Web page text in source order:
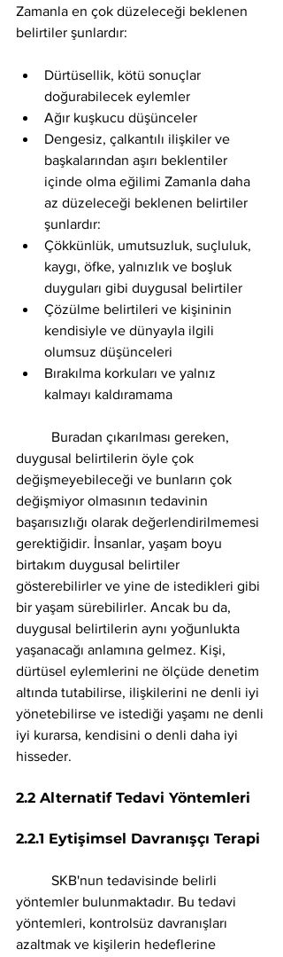
Zamanla en çok düzeleceği beklenen
belirtiler şunlardır:
Dürtüsellik, kötü sonuçlar
doğurabilecek eylemler
Ağır kuşkucu düşünceler
Dengesiz, çalkantılı ilişkiler ve
başkalarından aşırı beklentiler
içinde olma eğilimi Zamanla daha
az düzeleceği beklenen belirtiler
şunlardır:
Çökkünlük, umutsuzluk, suçluluk,
kaygı, öfke, yalnızlık ve boşluk
duyguları gibi duygusal belirtiler
Çözülme belirtileri ve kişininin
kendisiyle ve dünyayla ilgili
olumsuz düşünceleri
Bırakılma korkuları ve yalnız
kalmayı kaldıramama
duygusal belirtilerin öyle çok
değişmeyebileceği ve bunların çok
değişmiyor olmasının tedavinin
başarısızlığı olarak değerlendirilmemesi
gerektiğidir. İnsanlar, yaşam boyu
birtakım duygusal belirtiler
gösterebilirler ve yine de istedikleri gibi
bir yaşam sürebilirler. Ancak bu da,
duygusal belirtilerin aynı yoğunlukta
yaşanacağı anlamına gelmez. Kişi,
dürtüsel eylemlerini ne ölçüde denetim
altında tutabilirse, ilişkilerini ne denli iyi
yönetebilirse ve istediği yaşamı ne denli
iyi kurarsa, kendisini o denli daha iyi
hisseder.
2.2 Alternatif Tedavi Yöntemleri
2.2.1 Eytişimsel Davranışçı Terapi
yöntemler bulunmaktadır. Bu tedavi
yöntemleri, kontrolsüz davranışları
azaltmak ve kişilerin hedeflerine